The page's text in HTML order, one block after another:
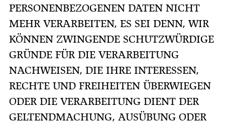
PERSONENBEZOGENEN DATEN NICHT
MEHR VERARBEITEN, ES SEI DENN, WIR
KÖNNEN ZWINGENDE SCHUTZWÜRDIGE
GRÜNDE FÜR DIE VERARBEITUNG
NACHWEISEN, DIE IHRE INTERESSEN,
RECHTE UND FREIHEITEN ÜBERWIEGEN
ODER DIE VERARBEITUNG DIENT DER
GELTENDMACHUNG, AUSÜBUNG ODER